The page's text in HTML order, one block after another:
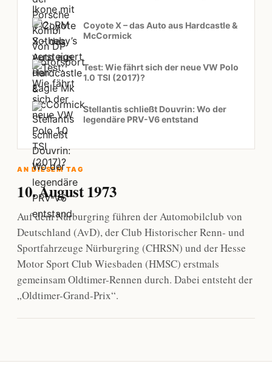
Coyote X – das Auto aus Hardcastle &
McCormick
Test: Wie fährt sich der neue VW Polo
1.0 TSI (2017)?
Stellantis schließt Douvrin: Wo der
legendäre PRV-V6 entstand
AN DIESEM TAG
10. August 1973
Auf dem Nürburgring führen der Automobilclub von
Deutschland (AvD), der Club Historischer Renn- und
Sportfahrzeuge Nürburgring (CHRSN) und der Hesse
Motor Sport Club Wiesbaden (HMSC) erstmals
gemeinsam Oldtimer-Rennen durch. Dabei entsteht der
„Oldtimer-Grand-Prix“.